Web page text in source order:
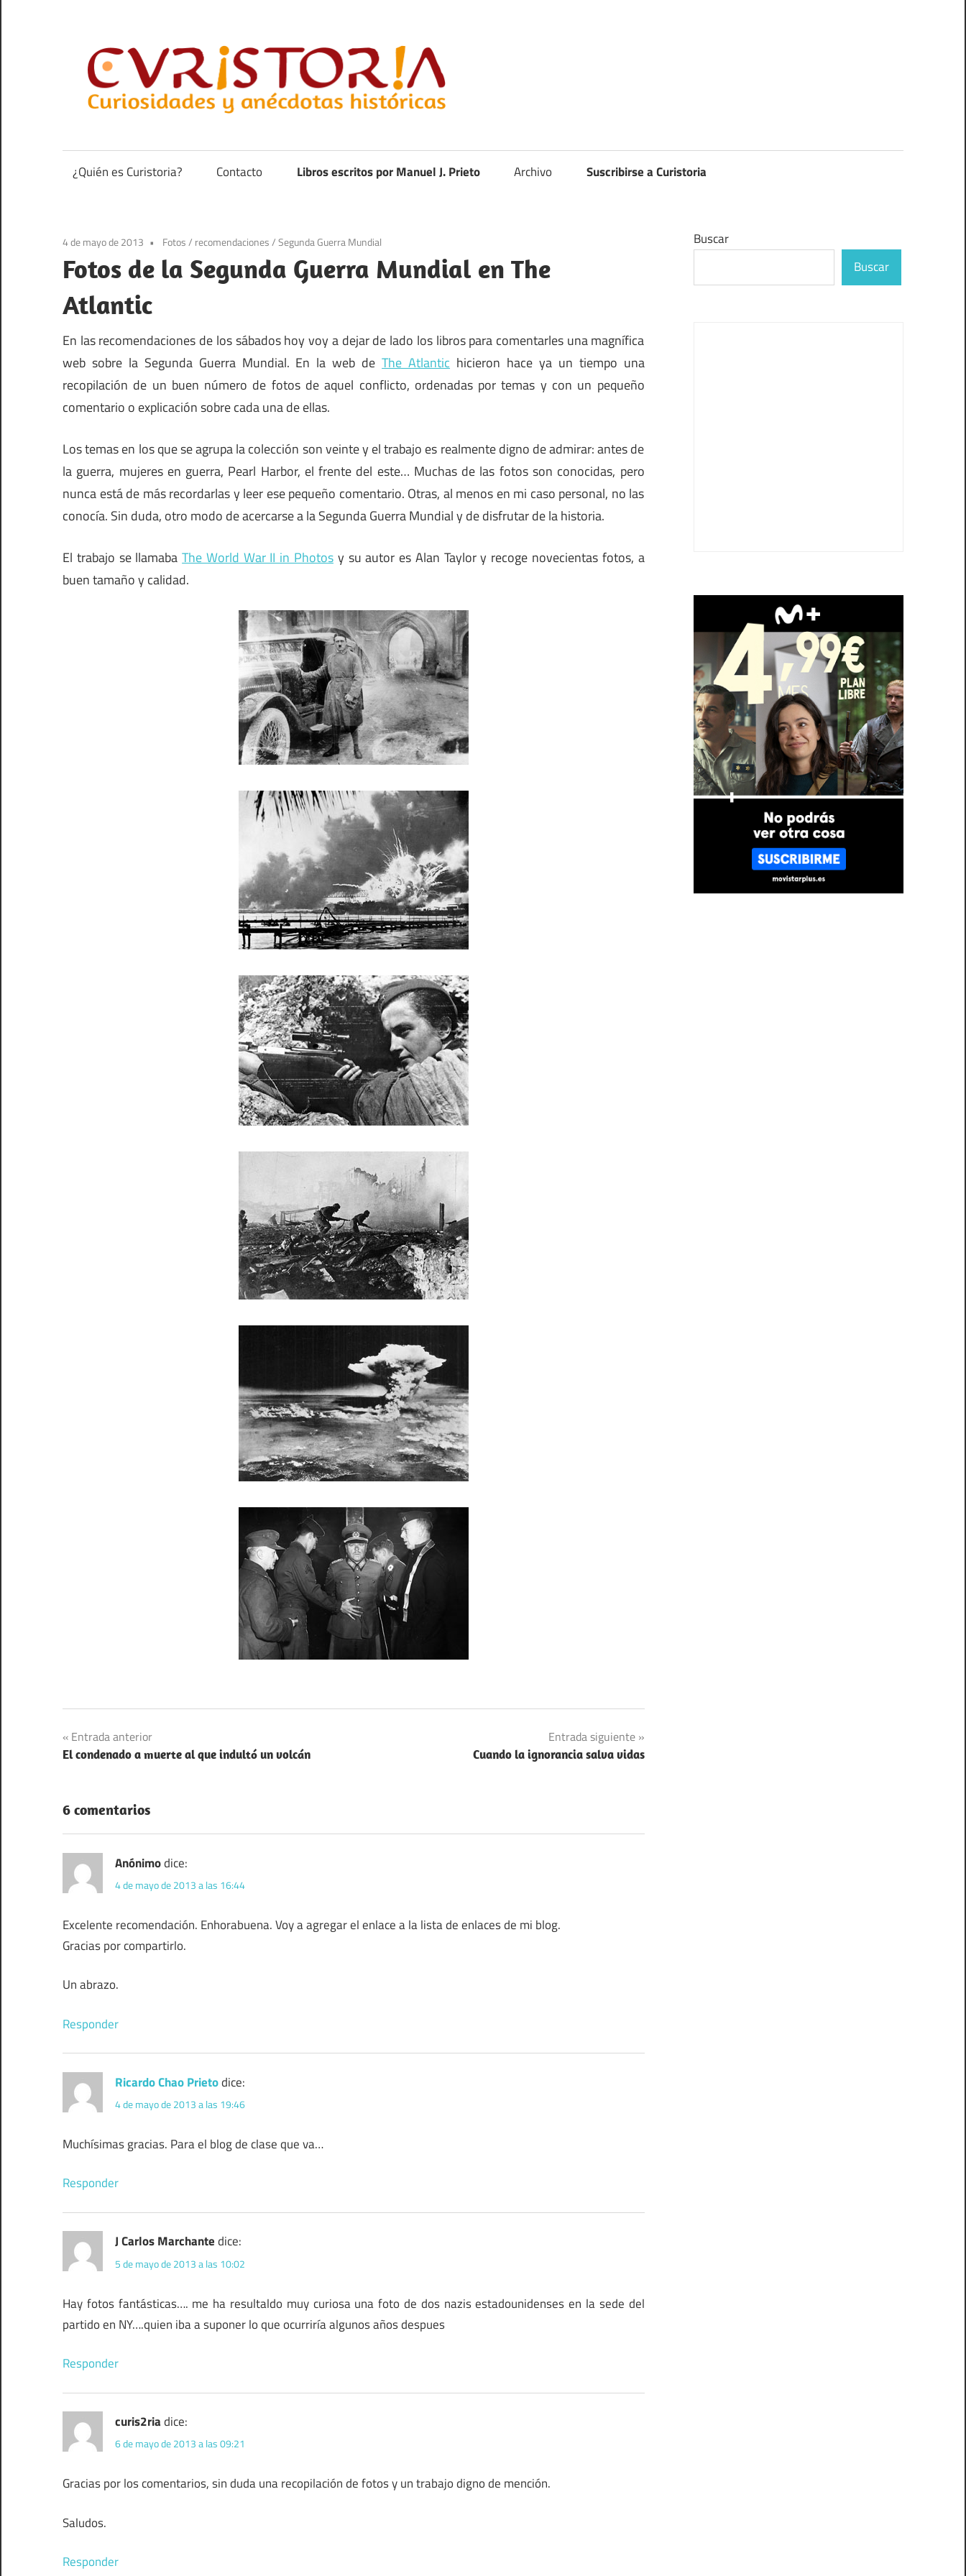
contenido
anécdotas
de
¿Quién es Curistoria? Contacto Libros escritos por Manuel J. Prieto Archivo Suscribirse a Curistoria
4 de mayo de 2013 Fotos/ recomendaciones/Segunda Guerra Mundial
Fotos de la Segunda Guerra Mundial en The
Atlantic
En las recomendaciones de los sábados hoy voy a dejar de lado los libros para comentarles una magnífica
web sobre la Segunda Guerra Mundial. En la web deThe Atlantic hicieron hace ya un tiempo una
recopilación de un buen número de fotos de aquel conflicto, ordenadas por temas y con un pequeño
comentario o explicación sobre cada una de ellas.
Los temas en los que se agrupa la colección son veinte y el trabajo es realmente digno de admirar: antes de
la guerra, mujeres en guerra, Pearl Harbor, el frente del este… Muchas de las fotos son conocidas, pero
nunca está de más recordarlas y leer ese pequeño comentario. Otras, al menos en mi caso personal, no las
conocía. Sin duda, otro modo de acercarse a la Segunda Guerra Mundial y de disfrutar de la historia.
El trabajo se llamabaThe World War II in Photosy su autor es Alan Taylor y recoge novecientas fotos, a
buen tamaño y calidad.
Navegación
de
entradas
Entrada anterior
El condenado a muerte al que indultó un volcán
Entrada siguiente
Cuando la ignorancia salva vidas
6 comentarios
Anónimodice:
4 de mayo de 2013 a las 16:44
Excelente recomendación. Enhorabuena. Voy a agregar el enlace a la lista de enlaces de mi blog.
Gracias por compartirlo.
Un abrazo.
Responder
Ricardo Chao Prietodice:
4 de mayo de 2013 a las 19:46
Muchísimas gracias. Para el blog de clase que va…
Responder
J Carlos Marchantedice:
5 de mayo de 2013 a las 10:02
Hay fotos fantásticas…. me ha resultaldo muy curiosa una foto de dos nazis estadounidenses en la sede del
partido en NY….quien iba a suponer lo que ocurriría algunos años despues
Responder
curis2riadice:
6 de mayo de 2013 a las 09:21
Gracias por los comentarios, sin duda una recopilación de fotos y un trabajo digno de mención.
Saludos.
Responder
Buscar
Buscar